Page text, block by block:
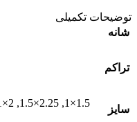
توضیحات تکمیلی
شانه
تراکم
سایز
1.5×1
,
2.25×1.5
,
2×1